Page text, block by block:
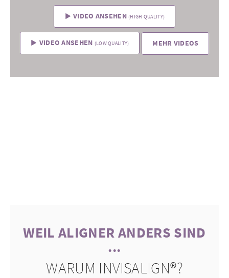
VIDEO ANSEHEN(HIGH QUALITY)
VIDEO ANSEHEN (LOW QUALITY) MEHR VIDEOS
WEIL ALIGNER ANDERS SIND
...
WARUM INVISALIGN®?